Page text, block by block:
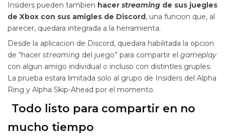
Insiders pueden tambien hacer streaming de sus juegles
de Xbox con sus amigles de Discord, una funcion que, al
parecer, quedara integrada a la herramienta.
Desde la aplicacion de Discord, quedara habilitada la opcion
de “hacer streaming del juego” para compartir el gameplay
con algun amigo individual o incluso con distintles gruples.
La prueba estara limitada solo al grupo de Insiders del Alpha
Ring y Alpha Skip-Ahead por el momento.
Todo listo para compartir en no
mucho tiempo